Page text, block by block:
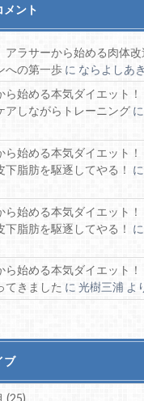
メント
アラサーから始める肉体
への第一歩 に ならよしあき
ら始める本気ダイエット
アしながらトレーニング に
ら始める本気ダイエット
下脂肪を駆逐してやる！
ら始める本気ダイエット
下脂肪を駆逐してやる！ に
ら始める本気ダイエット！
てきました に光樹三浦 よ
ブ
(25)